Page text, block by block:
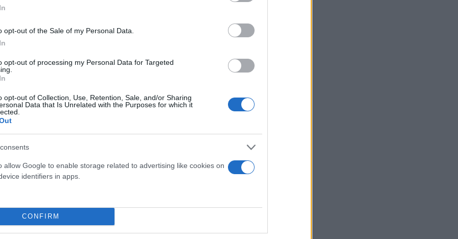
opt-out of the Sale of my Personal Data.
opt-out of processing my Personal Data for Targeted
opt-out of Collection, Use, Retention, Sale, and/or Sharing
Data that Is Unrelated with the Purposes for which it
allow Google to enable storage related to advertising like cookies on
identifiers in apps.
CONFIRM
τους σιωπηλά.
με είχαν ΥπΟικ, όταν έφυγα, έλεγαν: «Τώρα οι έλληνες την
Flash.grστην αναζήτηση τηςGoogle
ΝΔ σημαίνει οπισθοδρόμηση, μονόδρομος η πολιτική